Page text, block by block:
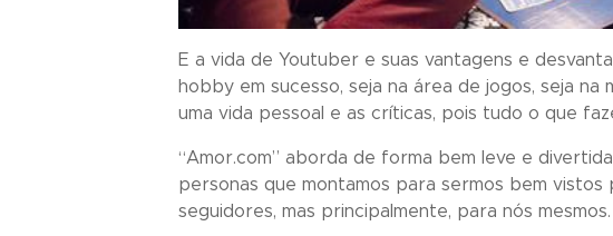
E a vida de Youtuber e suas vantagens e
hobby em sucesso, seja na área de jogos, seja
uma vida pessoal e as críticas, pois tudo o que
“Amor.com” aborda de forma bem leve e
personas que montamos para sermos bem
seguidores, mas principalmente, para nós mesmos.